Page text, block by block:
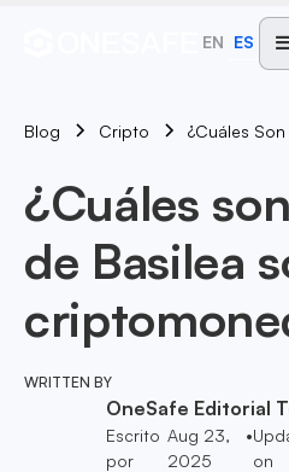
EN ES
Blog Cripto
¿Cuáles
de Basilea
WRITTEN BY
OneSafe Editorial
Escrito
por
Aug 23,
2025
•
on